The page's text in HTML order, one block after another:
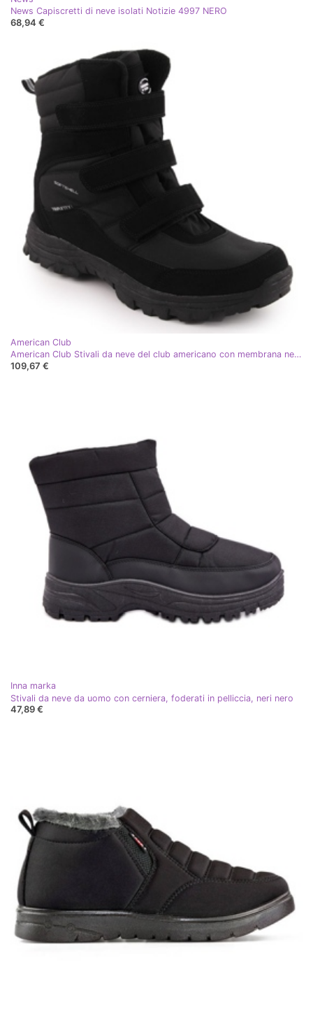
News Capiscretti di neve isolati Notizie 4997 NERO
68,94 €
American Club
American Club Stivali da neve del club americano con membrana nera nero
109,67 €
Inna marka
Stivali da neve da uomo con cerniera, foderati in pelliccia, neri nero
47,89 €